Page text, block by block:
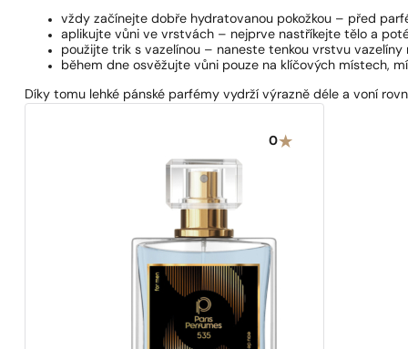
vždy začínejte dobře hydratovanou pokožkou – před
aplikujte vůni ve vrstvách – nejprve nastříkejte tělo a
použijte trik s vazelínou – naneste tenkou vrstvu
během dne osvěžujte vůni pouze na klíčových místech,
Díky tomu lehké pánské parfémy vydrží výrazně déle a voní
0